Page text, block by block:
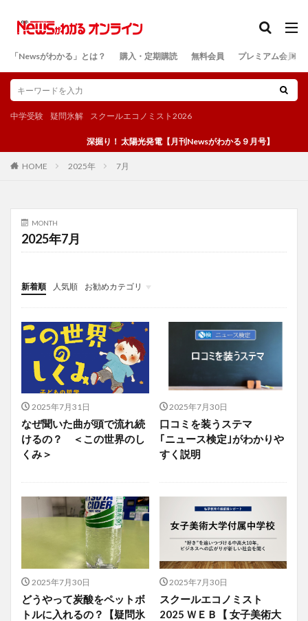
「Newsがわかる」とは？ 購入・定期購読 無料会員 プレミアム会員
中学受験 疑問氷解 スクールエコノミスト2026
深掘り！ 太陽光発電【月刊Newsがわかる９月号】
HOME 2025年 7月
MONTH
2025年7月
新着順 人気順
お勧めカテゴリ
投稿
学び
マンガ
電子書籍
2025年7月31日
なぜ聞いた曲が頭で流れ続
けるの？ ＜この世界のし
くみ＞
2025年7月30日
口コミを装うステマ
｢ニュース検定｣がわかりや
すく説明
2025年7月30日
どうやって炭酸をペットボ
トルに入れるの？【疑問氷
2025年7月30日
スクールエコノミスト
2025 ＷＥＢ【 女子美術大
検索